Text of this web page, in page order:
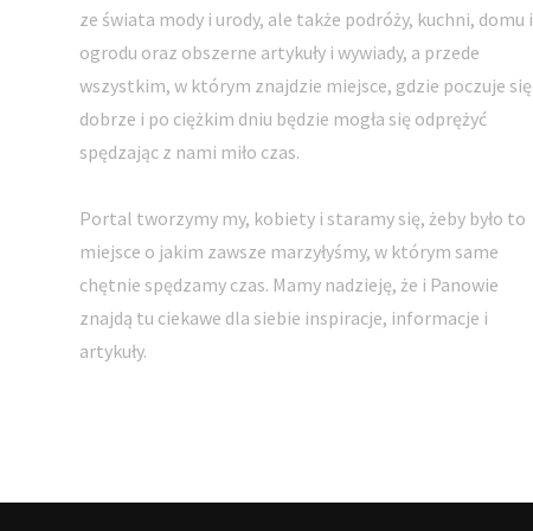
ze świata mody i urody, ale także podróży, kuchni, domu i
ogrodu oraz obszerne artykuły i wywiady, a przede
wszystkim, w którym znajdzie miejsce, gdzie poczuje się
dobrze i po ciężkim dniu będzie mogła się odprężyć
spędzając z nami miło czas.
Portal tworzymy my, kobiety i staramy się, żeby było to
miejsce o jakim zawsze marzyłyśmy, w którym same
chętnie spędzamy czas. Mamy nadzieję, że i Panowie
znajdą tu ciekawe dla siebie inspiracje, informacje i
artykuły.